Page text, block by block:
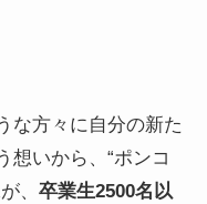
な方々に自分の新た
想いから、“ポンコ
、 卒業生2500名以